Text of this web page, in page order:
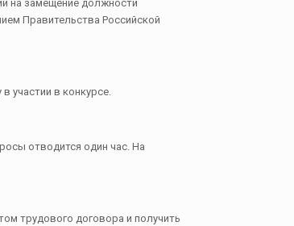
на замещение должности
Правительства Российской
участии в конкурсе.
отводится один час. На
трудового договора и получить